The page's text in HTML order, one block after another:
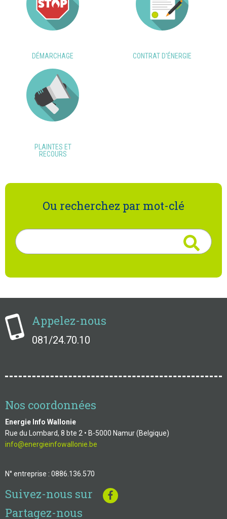
DÉMARCHAGE CONTRAT D'ÉNERGIE
PLAINTES ET
RECOURS
Ou recherchez par mot-clé
Rechercher
Appelez-nous
081/24.70.10
Nos coordonnées
Energie Info Wallonie
Rue du Lombard, 8 bte 2 • B-5000 Namur (Belgique)
info@energieinfowallonie.be
N° entreprise : 0886.136.570
Suivez-nous sur
Partagez-nous